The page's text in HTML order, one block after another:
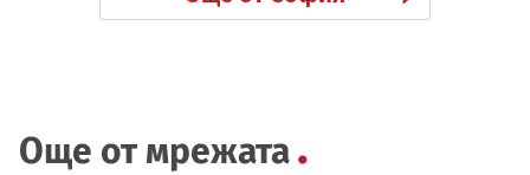
Още от мрежата